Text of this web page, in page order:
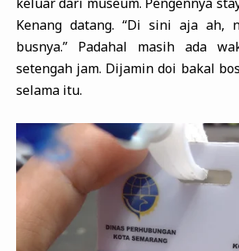
Kenang datang. “Di sini aja ah,
busnya.” Padahal masih ada
setengah jam. Dijamin doi bakal
selama itu.